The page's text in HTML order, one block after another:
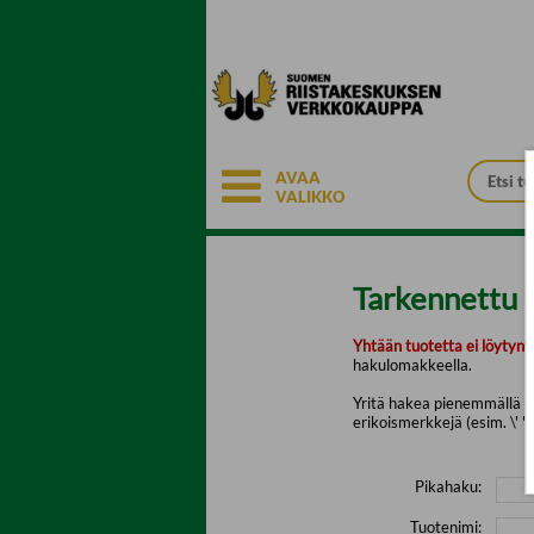
AVAA
VALIKKO
Tarkennettu
Yhtään tuotetta ei löytynyt.
hakulomakkeella.
Yritä hakea pienemmällä
erikoismerkkejä (esim. \' "
Pikahaku:
Tuotenimi: